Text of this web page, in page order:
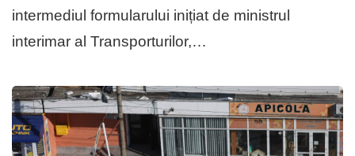
intermediul formularului inițiat de ministrul
interimar al Transporturilor,…